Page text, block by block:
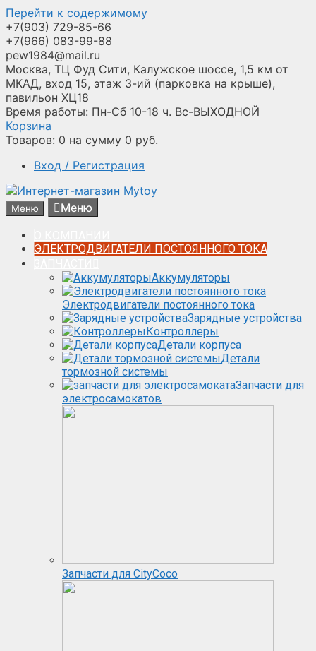
Перейти к содержимому
+7(903) 729-85-66
+7(966) 083-99-88
pew1984@mail.ru
Москва, ТЦ Фуд Сити, Калужское шоссе, 1,5 км от
МКАД, вход 15, этаж 3-ий (парковка на крыше),
павильон ХЦ18
Время работы: Пн-Сб 10-18 ч. Вс-ВЫХОДНОЙ
Корзина
Товаров: 0 на сумму 0 руб.
Вход / Регистрация
Меню Меню
ЭЛЕКТРОДВИГАТЕЛИ ПОСТОЯННОГО ТОКА
Аккумуляторы
Электродвигатели постоянного тока
Зарядные устройства
Контроллеры
Детали корпуса
Детали
тормозной системы
Запчасти для
электросамокатов
Запчасти для CityCoco